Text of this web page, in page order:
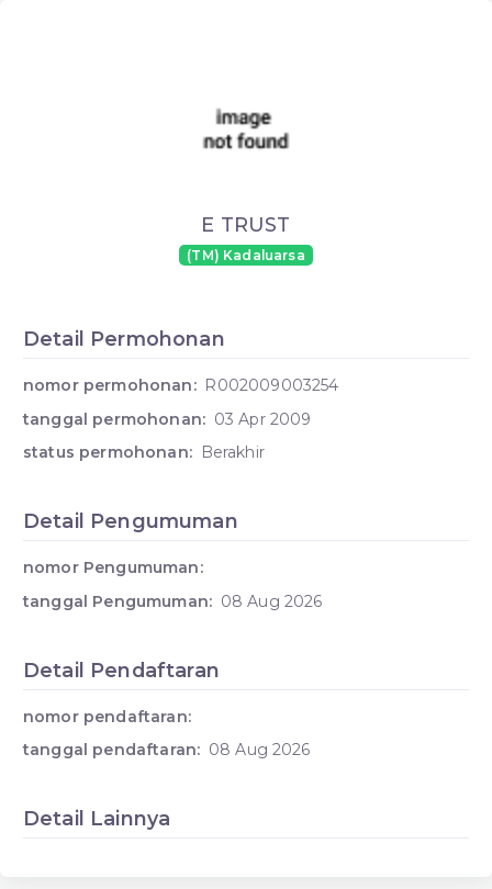
E TRUST
(TM) Kadaluarsa
Detail Permohonan
nomor permohonan: R002009003254
tanggal permohonan: 03 Apr 2009
status permohonan: Berakhir
Detail Pengumuman
nomor Pengumuman:
tanggal Pengumuman: 08 Aug 2026
Detail Pendaftaran
nomor pendaftaran:
tanggal pendaftaran: 08 Aug 2026
Detail Lainnya